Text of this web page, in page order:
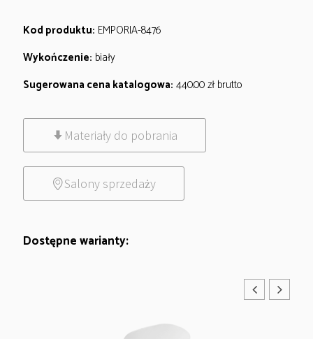
Kod produktu: EMPORIA-8476
Wykończenie: biały
Sugerowana cena katalogowa: 440.00zł brutto
Materiały do pobrania
Salony sprzedaży
Dostępne warianty: